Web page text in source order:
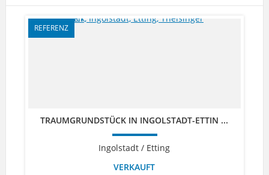
REFERENZ
TRAUMGRUNDSTÜCK IN INGOLSTADT-ETTIN ...
Ingolstadt / Etting
VERKAUFT